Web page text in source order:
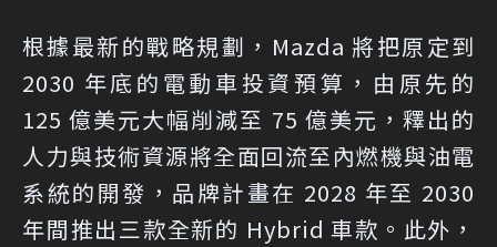
根據最新的戰略規劃，Mazda 將把原定到
2030 年底的電動車投資預算，由原先的
125 億美元大幅削減至 75 億美元，釋出的
人力與技術資源將全面回流至內燃機與油電
系統的開發，品牌計畫在 2028 年至 2030
年間推出三款全新的 Hybrid 車款。此外，